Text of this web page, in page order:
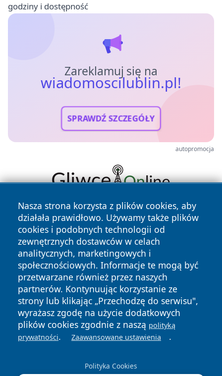
godziny i dostępność
Zareklamuj się na
wiadomoscilublin.pl!
SPRAWDŹ SZCZEGÓŁY
autopromocja
Nasza strona korzysta z plików cookies, aby
działała prawidłowo. Używamy także plików
cookies i podobnych technologii od
zewnętrznych dostawców w celach
analitycznych, marketingowych i
społecznościowych. Informacje te mogą być
przetwarzane również przez naszych
partnerów. Kontynuując korzystanie ze
strony lub klikając „Przechodzę do serwisu",
wyrażasz zgodę na użycie dodatkowych
plików cookies zgodnie z naszą polityką
prywatności. Zaawansowane ustawienia .
Polityka Cookies
Copyright © 2026 wiadomoscilublin.pl Wszystkie prawa
zastrzeżone.
News Autorzy
Polityka
Prywatności
Polityka
Cookies